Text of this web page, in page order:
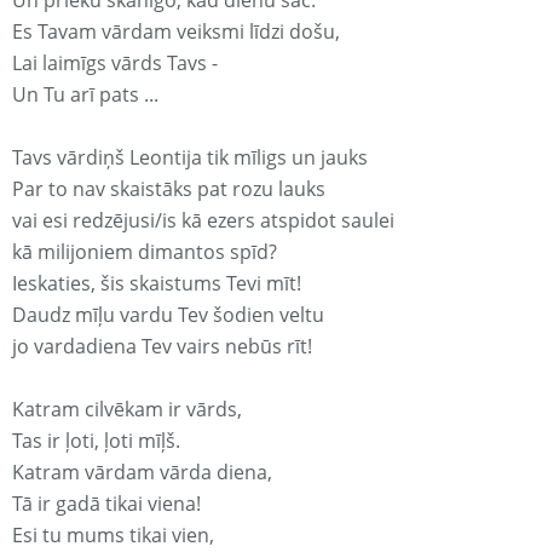
Es Tavam vārdam veiksmi līdzi došu,
Lai laimīgs vārds Tavs -
Un Tu arī pats ...
Tavs vārdiņš Leontija tik mīligs un jauks
Par to nav skaistāks pat rozu lauks
vai esi redzējusi/is kā ezers atspidot saulei
kā milijoniem dimantos spīd?
Ieskaties, šis skaistums Tevi mīt!
Daudz mīļu vardu Tev šodien veltu
jo vardadiena Tev vairs nebūs rīt!
Katram cilvēkam ir vārds,
Tas ir ļoti, ļoti mīļš.
Katram vārdam vārda diena,
Tā ir gadā tikai viena!
Esi tu mums tikai vien,